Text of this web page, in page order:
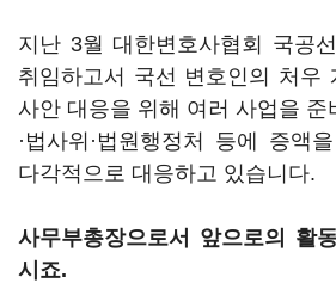
지난 3월 대한변호사협회 국공
취임하고서 국선 변호인의 처우
사안 대응을 위해 여러 사업을 준
·법사위·법원행정처 등에 증액
다각적으로 대응하고 있습니다.
사무부총장으로서 앞으로의 활
시죠.